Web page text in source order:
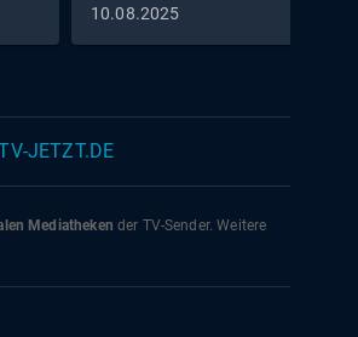
10.08.2025
JETZT.DE
Mediatheken der TV-Sender. Weitere